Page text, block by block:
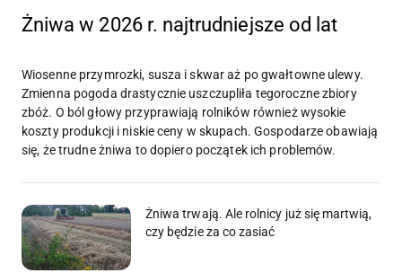
Żniwa w 2026 r. najtrudniejsze od lat
Wiosenne przymrozki, susza i skwar aż po gwałtowne ulewy.
Zmienna pogoda drastycznie uszczupliła tegoroczne zbiory
zbóż. O ból głowy przyprawiają rolników również wysokie
koszty produkcji i niskie ceny w skupach. Gospodarze obawiają
się, że trudne żniwa to dopiero początek ich problemów.
Żniwa trwają. Ale rolnicy już się martwią,
czy będzie za co zasiać